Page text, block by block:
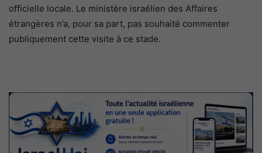
officielle locale. Le ministère israélien des Affaires
étrangères n’a, pour sa part, pas souhaité commenter
publiquement cette visite à ce stade.